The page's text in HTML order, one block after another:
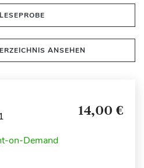
LESEPROBE
ANSEHEN
14,00 €
on-Demand